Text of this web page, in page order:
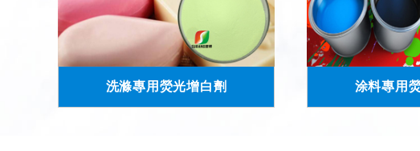
洗滌專用熒光增白劑 涂料專用